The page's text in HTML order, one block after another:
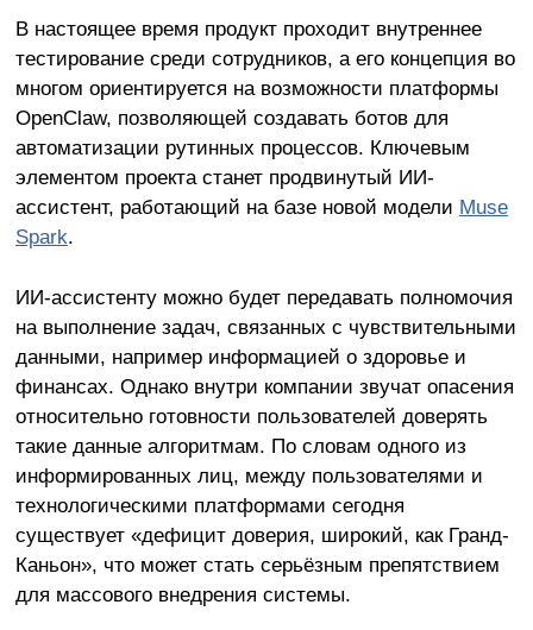
В настоящее время продукт проходит внутреннее
тестирование среди сотрудников, а его концепция во
многом ориентируется на возможности платформы
OpenClaw, позволяющей создавать ботов для
автоматизации рутинных процессов. Ключевым
элементом проекта станет продвинутый ИИ-
ассистент, работающий на базе новой модели Muse
Spark.
ИИ-ассистенту можно будет передавать полномочия
на выполнение задач, связанных с чувствительными
данными, например информацией о здоровье и
финансах. Однако внутри компании звучат опасения
относительно готовности пользователей доверять
такие данные алгоритмам. По словам одного из
информированных лиц, между пользователями и
технологическими платформами сегодня
существует «дефицит доверия, широкий, как Гранд-
Каньон», что может стать серьёзным препятствием
для массового внедрения системы.